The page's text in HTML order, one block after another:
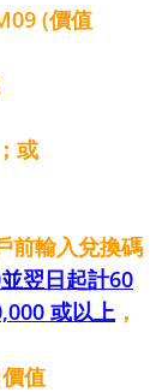
(價值
或
前輸入兌換碼
翌日起計60
或以上 ，
值